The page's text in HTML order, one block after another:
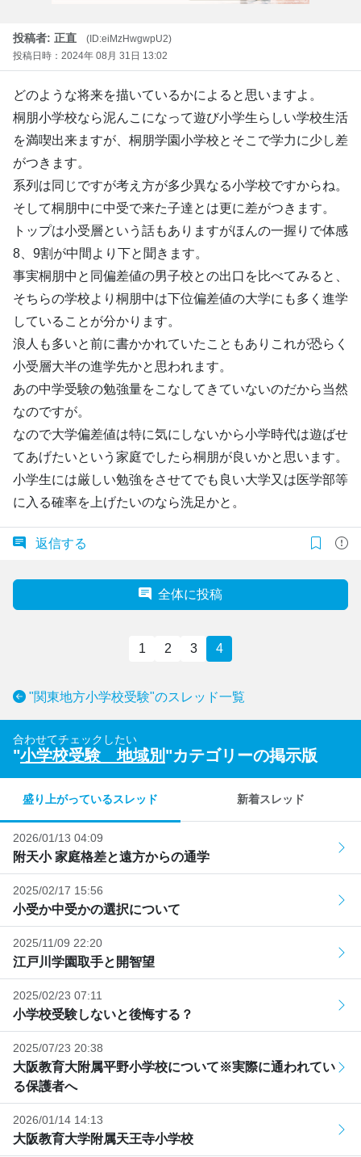
投稿者: 正直
(ID:eiMzHwgwpU2)
投稿日時：2024年 08月 31日 13:02
どのような将来を描いているかによると思いますよ。
桐朋小学校なら泥んこになって遊び小学生らしい学校生活
を満喫出来ますが、桐朋学園小学校とそこで学力に少し差
がつきます。
系列は同じですが考え方が多少異なる小学校ですからね。
そして桐朋中に中受で来た子達とは更に差がつきます。
トップは小受層という話もありますがほんの一握りで体感
8、9割が中間より下と聞きます。
事実桐朋中と同偏差値の男子校との出口を比べてみると、
そちらの学校より桐朋中は下位偏差値の大学にも多く進学
していることが分かります。
浪人も多いと前に書かかれていたこともありこれが恐らく
小受層大半の進学先かと思われます。
あの中学受験の勉強量をこなしてきていないのだから当然
なのですが。
なので大学偏差値は特に気にしないから小学時代は遊ばせ
てあげたいという家庭でしたら桐朋が良いかと思います。
小学生には厳しい勉強をさせてでも良い大学又は医学部等
に入る確率を上げたいのなら洗足かと。
返信する
全体に投稿
1 2 3 4
"関東地方小学校受験"のスレッド一覧
合わせてチェックしたい
"小学校受験 地域別 "カテゴリーの掲示版
盛り上がっているスレッド 新着スレッド
2026/01/13 04:09
附天小 家庭格差と遠方からの通学
2025/02/17 15:56
小受か中受かの選択について
2025/11/09 22:20
江戸川学園取手と開智望
2025/02/23 07:11
小学校受験しないと後悔する？
2025/07/23 20:38
大阪教育大附属平野小学校について※実際に通われてい
る保護者へ
2026/01/14 14:13
大阪教育大学附属天王寺小学校